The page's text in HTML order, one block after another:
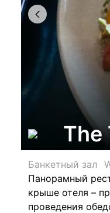
The
Банкетный зал
Панорамный
крыше отеля –
проведения